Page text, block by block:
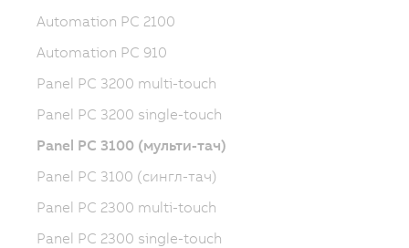
Automation PC 2100
Automation PC 910
Panel PC 3200 multi-touch
Panel PC 3200 single-touch
Panel PC 3100 (мульти-тач)
Panel PC 3100 (сингл-тач)
Panel PC 2300 multi-touch
Panel PC 2300 single-touch